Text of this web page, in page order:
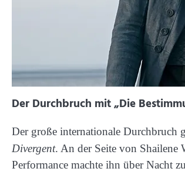
Der Durchbruch mit „Die
Der große internationale Durchbruch
Divergent. An der Seite von Shailene
Performance machte ihn über Nacht